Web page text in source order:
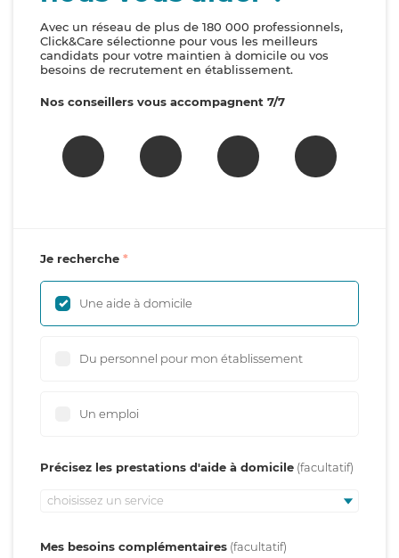
Avec un réseau de plus de 180 000 professionnels,
Click&Care sélectionne pour vous les meilleurs
candidats pour votre maintien à domicile ou vos
besoins de recrutement en établissement.
Nos conseillers vous accompagnent 7/7
Je recherche
Une aide à domicile
Du personnel pour mon établissement
Un emploi
Précisez les prestations d'aide à domicile
choisissez un service
Mes besoins complémentaires